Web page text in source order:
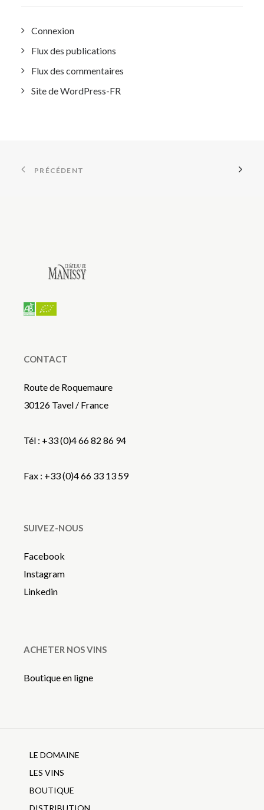
Connexion
Flux des publications
Flux des commentaires
Site de WordPress-FR
PRÉCÉDENT
CONTACT
Route de Roquemaure
30126 Tavel / France
Tél : +33 (0)4 66 82 86 94
Fax : +33 (0)4 66 33 13 59
SUIVEZ-NOUS
Facebook
Instagram
Linkedin
ACHETER NOS VINS
Boutique en ligne
LE DOMAINE
LES VINS
BOUTIQUE
DISTRIBUTION